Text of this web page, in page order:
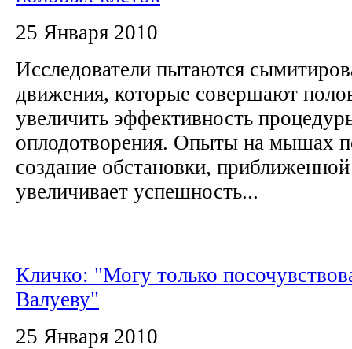
25 Января 2010
Исследователи пытаются
движения, которые совершают
увеличить эффективность
оплодотворения. Опыты на мышах
создание обстановки,
увеличивает успешность...
Кличко: "Могу только
Валуеву"
25 Января 2010